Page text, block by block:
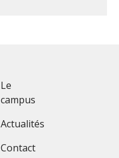
Footer 2
Le
campus
Actualités
Contact